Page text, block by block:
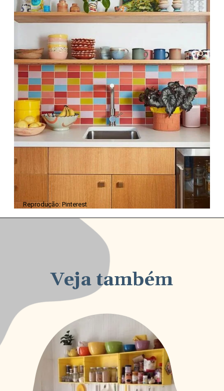
Reprodução: Pinterest
Veja também